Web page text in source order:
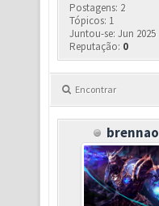
Postagens: 2
Tópicos: 1
Juntou-se: Jun 2025
Reputação: 0
Encontrar
brennao